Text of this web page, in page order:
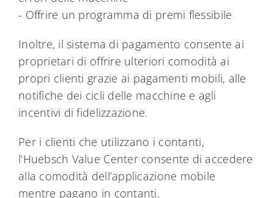
- Offrire un programma di premi flessibile
Inoltre, il sistema di pagamento consente ai
proprietari di offrire ulteriori comodità ai
propri clienti grazie ai pagamenti mobili, alle
notifiche dei cicli delle macchine e agli
incentivi di fidelizzazione.
Per i clienti che utilizzano i contanti,
l’Huebsch Value Center consente di accedere
alla comodità dell’applicazione mobile
mentre pagano in contanti.